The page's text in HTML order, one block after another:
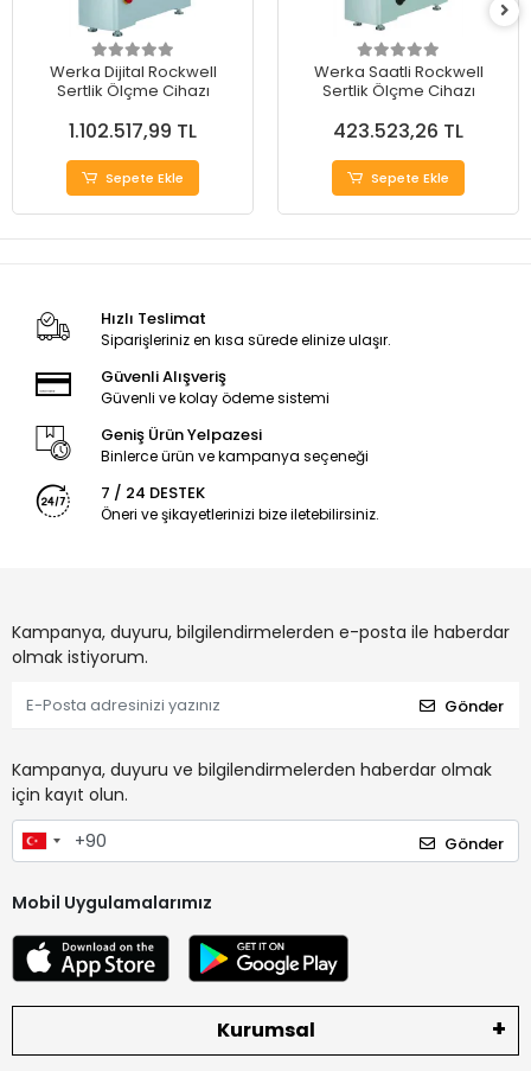
Werka Dijital Rockwell
Sertlik Ölçme Cihazı
1.102.517,99 TL
Sepete Ekle
Werka Saatli Rockwell
Sertlik Ölçme Cihazı
423.523,26 TL
Sepete Ekle
Hızlı Teslimat
Siparişleriniz en kısa sürede elinize ulaşır.
Güvenli Alışveriş
Güvenli ve kolay ödeme sistemi
Geniş Ürün Yelpazesi
Binlerce ürün ve kampanya seçeneği
7 / 24 DESTEK
Öneri ve şikayetlerinizi bize iletebilirsiniz.
Kampanya, duyuru, bilgilendirmelerden e-posta ile haberdar
olmak istiyorum.
Gönder
Kampanya, duyuru ve bilgilendirmelerden haberdar olmak
için kayıt olun.
Gönder
Mobil Uygulamalarımız
Kurumsal